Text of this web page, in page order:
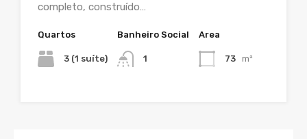
completo, construído…
Quartos
3 (1 suíte)
Banheiro Social
1
Area
73 m²